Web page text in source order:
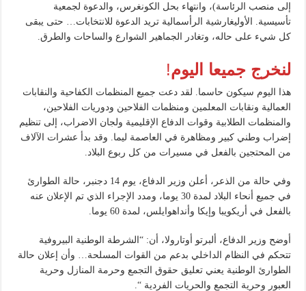
إلى منصب الرئاسة)، وانتهاء بحل الكونغرس، والدعوة لجمعية
تأسيسية. الأوليغارشية الرأسمالية تريد الدعوة للانتخابات… حتى يبقى
كل شيء على حاله، وتغادر الجماهير الشوارع والساحات والطرق.
لنخرج جميعا اليوم!
هذا اليوم سيكون حاسما. لقد دعت جميع المنظمات الكفاحية والنقابات
العمالية ونقابات المعلمين ومنظمات الفلاحين ودوريات الفلاحين،
والمنظمات الطلابية وقوات الدفاع الإقليمية ولجان الاضراب، إلى تنظيم
إضراب وطني كبير ومظاهرة في العاصمة ليما. وقد بدأ عشرات الآلاف
من المحتجين بالفعل في مسيرات من كل ربوع البلاد.
وفي حالة من الذعر، أعلن وزير الدفاع، يوم 14 دجنبر، حالة الطوارئ
في جميع أنحاء البلاد لمدة 30 يوما، ومدد الإجراء الذي تم الإعلان عنه
بالفعل في أريكويبا وإيكا وأنداهوايلس، لمدة 60 يوما.
أوضح وزير الدفاع، ألبرتو أوتارولا، أن: “الشرطة الوطنية البيروفية
تتحكم في النظام الداخلي بدعم من القوات المسلحة… وأن إعلان حالة
الطوارئ الوطنية يعني تعليق حقوق التجمع وحرمة المنازل وحرية
العبور وحرية التجمع والحريات الفردية “.